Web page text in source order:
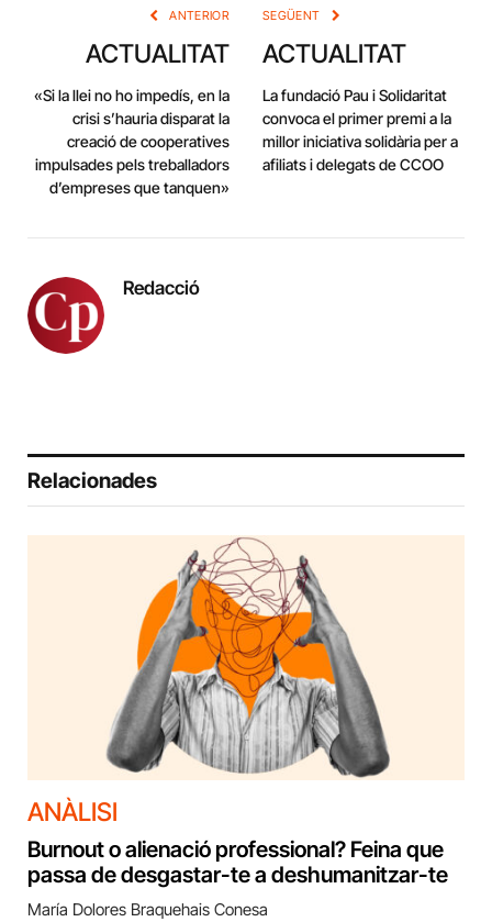
ANTERIOR
ACTUALITAT
«Si la llei no ho impedís, en la
crisi s’hauria disparat la
creació de cooperatives
impulsades pels treballadors
d’empreses que tanquen»
SEGÜENT
ACTUALITAT
La fundació Pau i Solidaritat
convoca el primer premi a la
millor iniciativa solidària per a
afiliats i delegats de CCOO
Redacció
Relacionades
ANÀLISI
Burnout o alienació professional? Feina que
passa de desgastar-te a deshumanitzar-te
María Dolores Braquehais Conesa